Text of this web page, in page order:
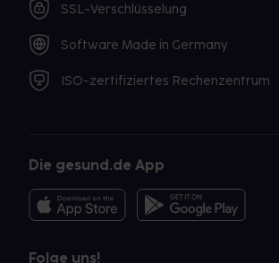
SSL-Verschlüsselung
Software Made in Germany
ISO-zertifiziertes Rechenzentrum
Die gesund.de App
Folge uns!